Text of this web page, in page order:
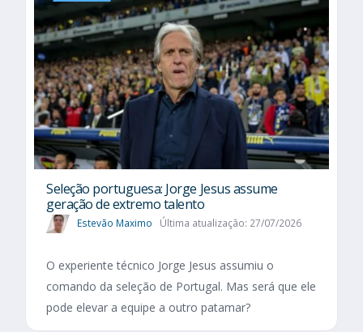
Seleção portuguesa: Jorge Jesus assume
geração de extremo talento
Estevão Maximo Última atualização: 27/07/2026
O experiente técnico Jorge Jesus assumiu o
comando da seleção de Portugal. Mas será que ele
pode elevar a equipe a outro patamar?